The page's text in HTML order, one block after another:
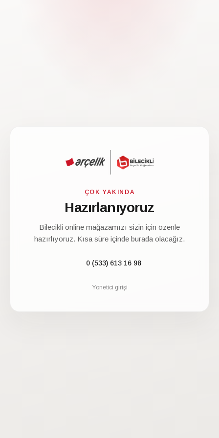
ÇOK YAKINDA
Hazırlanıyoruz
Bilecikli online mağazamızı sizin için özenle
hazırlıyoruz. Kısa süre içinde burada olacağız.
0 (533) 613 16 98
Yönetici girişi